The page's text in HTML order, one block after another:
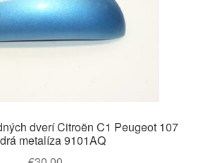
dverí Citroën C1 Peugeot 107
metalíza 9101AQ